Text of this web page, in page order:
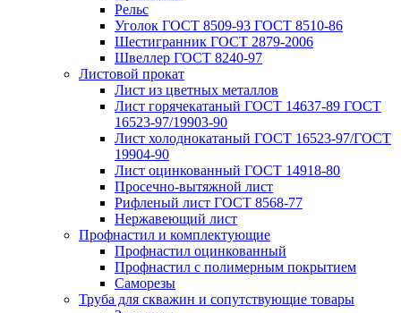
Рельс
Уголок ГОСТ 8509-93 ГОСТ 8510-86
Шестигранник ГОСТ 2879-2006
Швеллер ГОСТ 8240-97
Листовой прокат
Лист из цветных металлов
Лист горячекатаный ГОСТ 14637-89 ГОСТ
16523-97/19903-90
Лист холоднокатаный ГОСТ 16523-97/ГОСТ
19904-90
Лист оцинкованный ГОСТ 14918-80
Просечно-вытяжной лист
Рифленый лист ГОСТ 8568-77
Нержавеющий лист
Профнастил и комплектующие
Профнастил оцинкованный
Профнастил с полимерным покрытием
Саморезы
Труба для скважин и сопутствующие товары